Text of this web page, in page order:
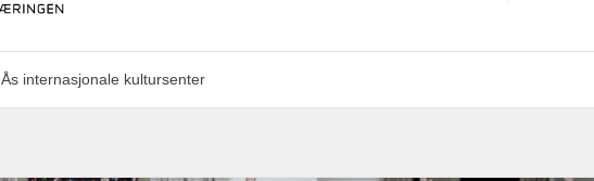
Ås internasjonale kultursenter